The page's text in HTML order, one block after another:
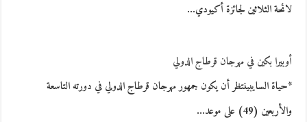
لائحة الثلاثين لجائزة أكيودي…
أوبيرا بكين في مهرجان قرطاج الدولي
*حياة السايبينتظر أن يكون جمهور مهرجان قرطاج الدولي في دورته التاسعة
والأربعين (49) على موعد…